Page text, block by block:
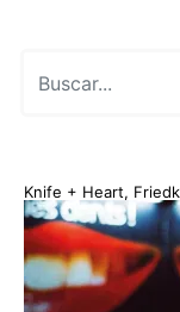
Knife + Heart,